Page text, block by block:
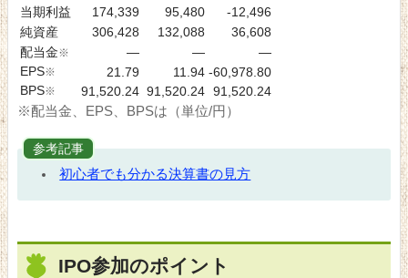
当期利益
174,339 95,480
-12,496
純資産
306,428 132,088
36,608
配当金※ ― ―
―
EPS※ 21.79 11.94 -60,978.80
BPS※ 91,520.24 91,520.24 91,520.24
※配当金、EPS、BPSは（単位/円）
参考記事
初心者でも分かる決算書の見方
IPO参加のポイント